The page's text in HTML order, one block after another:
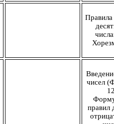
Правила
чисел
правил